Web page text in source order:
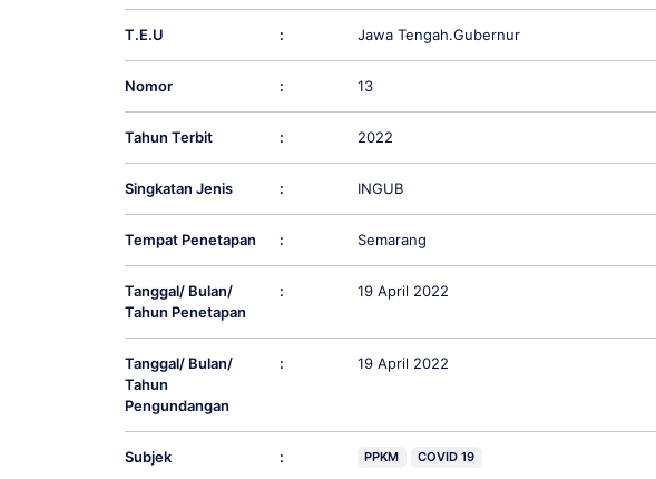
T.E.U : Jawa Tengah.Gubernur
Nomor : 13
Tahun Terbit : 2022
Singkatan Jenis : INGUB
Tempat Penetapan : Semarang
Tanggal/ Bulan/
Tahun Penetapan
: 19 April 2022
Tanggal/ Bulan/
Tahun
Pengundangan
: 19 April 2022
Subjek : PPKM COVID 19